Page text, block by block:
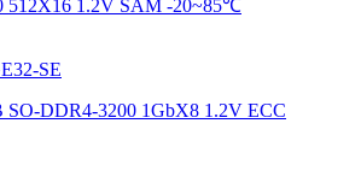
512X16 1.2V SAM -20~85℃
SE
SO-DDR4-3200 1GbX8 1.2V ECC